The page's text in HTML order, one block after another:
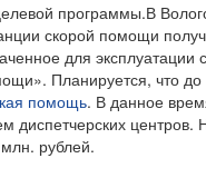
программы.В
скорой помощи
для
Планируется, что
помощь. В данное
диспетчерских
рублей.